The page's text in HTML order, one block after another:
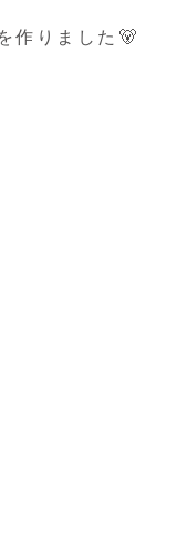
作りました🐻